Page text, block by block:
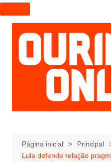
I
r
p
a
r
a
e
ú
Página inicial
Principal
Lula defende relação